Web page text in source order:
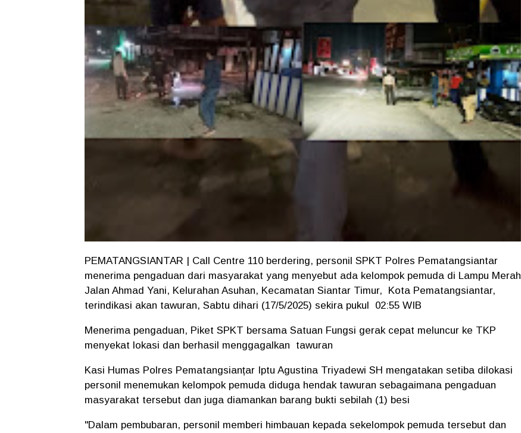
PEMATANGSIANTAR | Call Centre 110 berdering, personil SPKT Polres Pematangsiantar
menerima pengaduan dari masyarakat yang menyebut ada kelompok pemuda di Lampu Merah
Jalan Ahmad Yani, Kelurahan Asuhan, Kecamatan Siantar Timur, Kota Pematangsiantar,
terindikasi akan tawuran, Sabtu dihari (17/5/2025) sekira pukul 02:55 WIB
Menerima pengaduan, Piket SPKT bersama Satuan Fungsi gerak cepat meluncur ke TKP
menyekat lokasi dan berhasil menggagalkan tawuran
Kasi Humas Polres Pematangsianțar Iptu Agustina Triyadewi SH mengatakan setiba dilokasi
personil menemukan kelompok pemuda diduga hendak tawuran sebagaimana pengaduan
masyarakat tersebut dan juga diamankan barang bukti sebilah (1) besi
"Dalam pembubaran, personil memberi himbauan kepada sekelompok pemuda tersebut dan